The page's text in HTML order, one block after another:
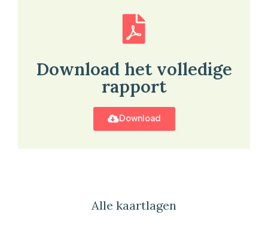
Download het volledige
rapport
Download
Alle kaartlagen